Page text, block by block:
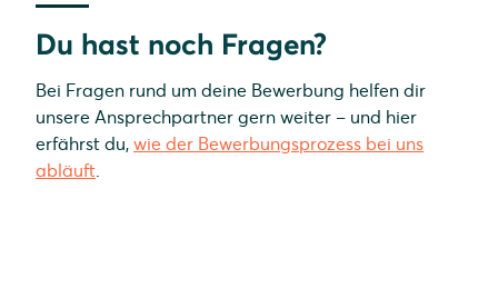
Solarwatt Schaumburg
Du hast noch Fragen?
Bei Fragen rund um deine Bewerbung helfen dir
unsere Ansprechpartner gern weiter – und hier
erfährst du, wie der Bewerbungsprozess bei uns
abläuft